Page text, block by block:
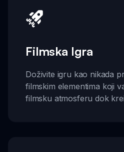
Filmska Igra
Doživite igru kao nikada
filmskim elementima koji
filmsku atmosferu dok